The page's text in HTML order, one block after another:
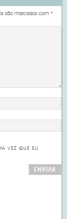
são marcados com*
VEZ QUE EU